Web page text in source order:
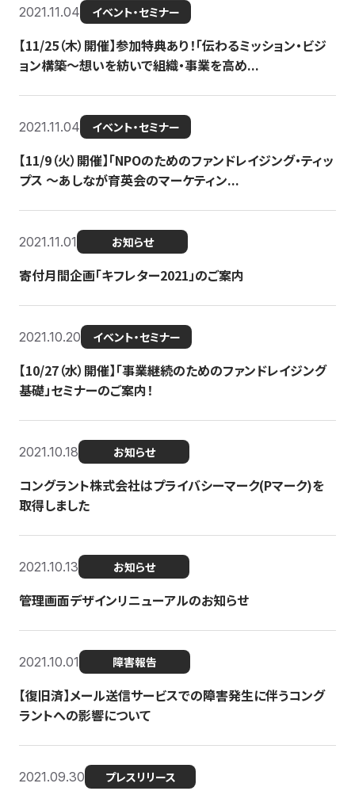
2021.11.04 イベント・セミナー
【11/25（木）開催】参加特典あり！「伝わるミッション・ビジ
ョン構築〜想いを紡いで組織・事業を高め...
2021.11.04 イベント・セミナー
【11/9（火）開催】「NPOのためのファンドレイジング・ティッ
プス 〜あしなが育英会のマーケティン...
2021.11.01 お知らせ
寄付月間企画「キフレター2021」のご案内
2021.10.20 イベント・セミナー
【10/27（水）開催】「事業継続のためのファンドレイジング
基礎」セミナーのご案内！
2021.10.18 お知らせ
コングラント株式会社はプライバシーマーク(Pマーク)を
取得しました
2021.10.13 お知らせ
管理画面デザインリニューアルのお知らせ
2021.10.01 障害報告
【復旧済】メール送信サービスでの障害発生に伴うコング
ラントへの影響について
2021.09.30 プレスリリース